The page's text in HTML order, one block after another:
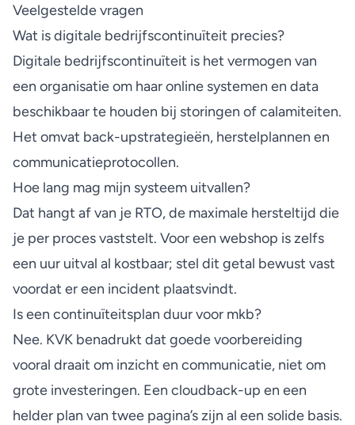
Veelgestelde vragen
Wat is digitale bedrijfscontinuïteit precies?
Digitale bedrijfscontinuïteit is het vermogen van
een organisatie om haar online systemen en data
beschikbaar te houden bij storingen of calamiteiten.
Het omvat back-upstrategieën, herstelplannen en
communicatieprotocollen.
Hoe lang mag mijn systeem uitvallen?
Dat hangt af van je RTO, de maximale hersteltijd die
je per proces vaststelt. Voor een webshop is zelfs
een uur uitval al kostbaar; stel dit getal bewust vast
voordat er een incident plaatsvindt.
Is een continuïteitsplan duur voor mkb?
Nee. KVK benadrukt dat goede voorbereiding
vooral draait om inzicht en communicatie, niet om
grote investeringen. Een cloudback-up en een
helder plan van twee pagina’s zijn al een solide basis.